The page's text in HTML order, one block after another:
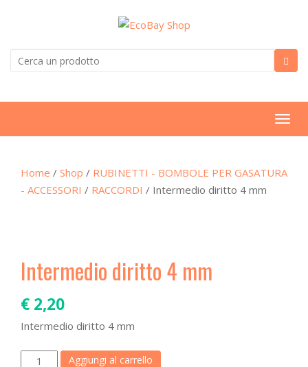
T
o
g
Home / Shop / RUBINETTI - BOMBOLE PER GASATURA
- ACCESSORI / RACCORDI / Intermedio diritto 4 mm
Intermedio diritto 4 mm
€ 2,20
Intermedio diritto 4 mm
IntermedioAggiungi al carrello